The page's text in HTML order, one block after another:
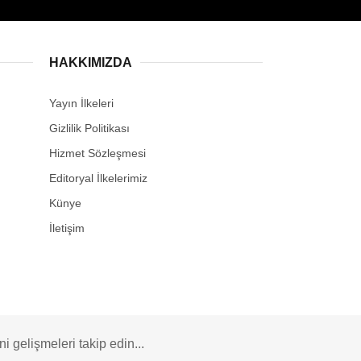
HAKKIMIZDA
Yayın İlkeleri
Gizlilik Politikası
Hizmet Sözleşmesi
Editoryal İlkelerimiz
Künye
İletişim
gelişmeleri takip edin...